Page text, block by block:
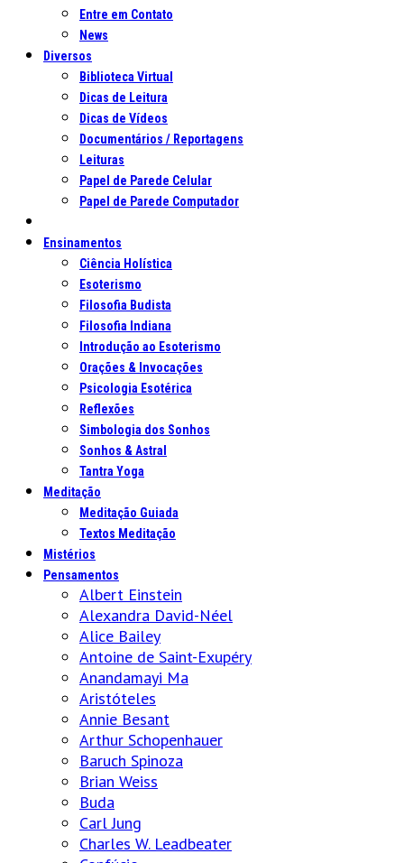
Entre em Contato
News
Diversos
Biblioteca Virtual
Dicas de Leitura
Dicas de Vídeos
Documentários / Reportagens
Leituras
Papel de Parede Celular
Papel de Parede Computador
Ensinamentos
Ciência Holística
Esoterismo
Filosofia Budista
Filosofia Indiana
Introdução ao Esoterismo
Orações & Invocações
Psicologia Esotérica
Reflexões
Simbologia dos Sonhos
Sonhos & Astral
Tantra Yoga
Meditação
Meditação Guiada
Textos Meditação
Mistérios
Pensamentos
Albert Einstein
Alexandra David-Néel
Alice Bailey
Antoine de Saint-Exupéry
Anandamayi Ma
Aristóteles
Annie Besant
Arthur Schopenhauer
Baruch Spinoza
Brian Weiss
Buda
Carl Jung
Charles W. Leadbeater